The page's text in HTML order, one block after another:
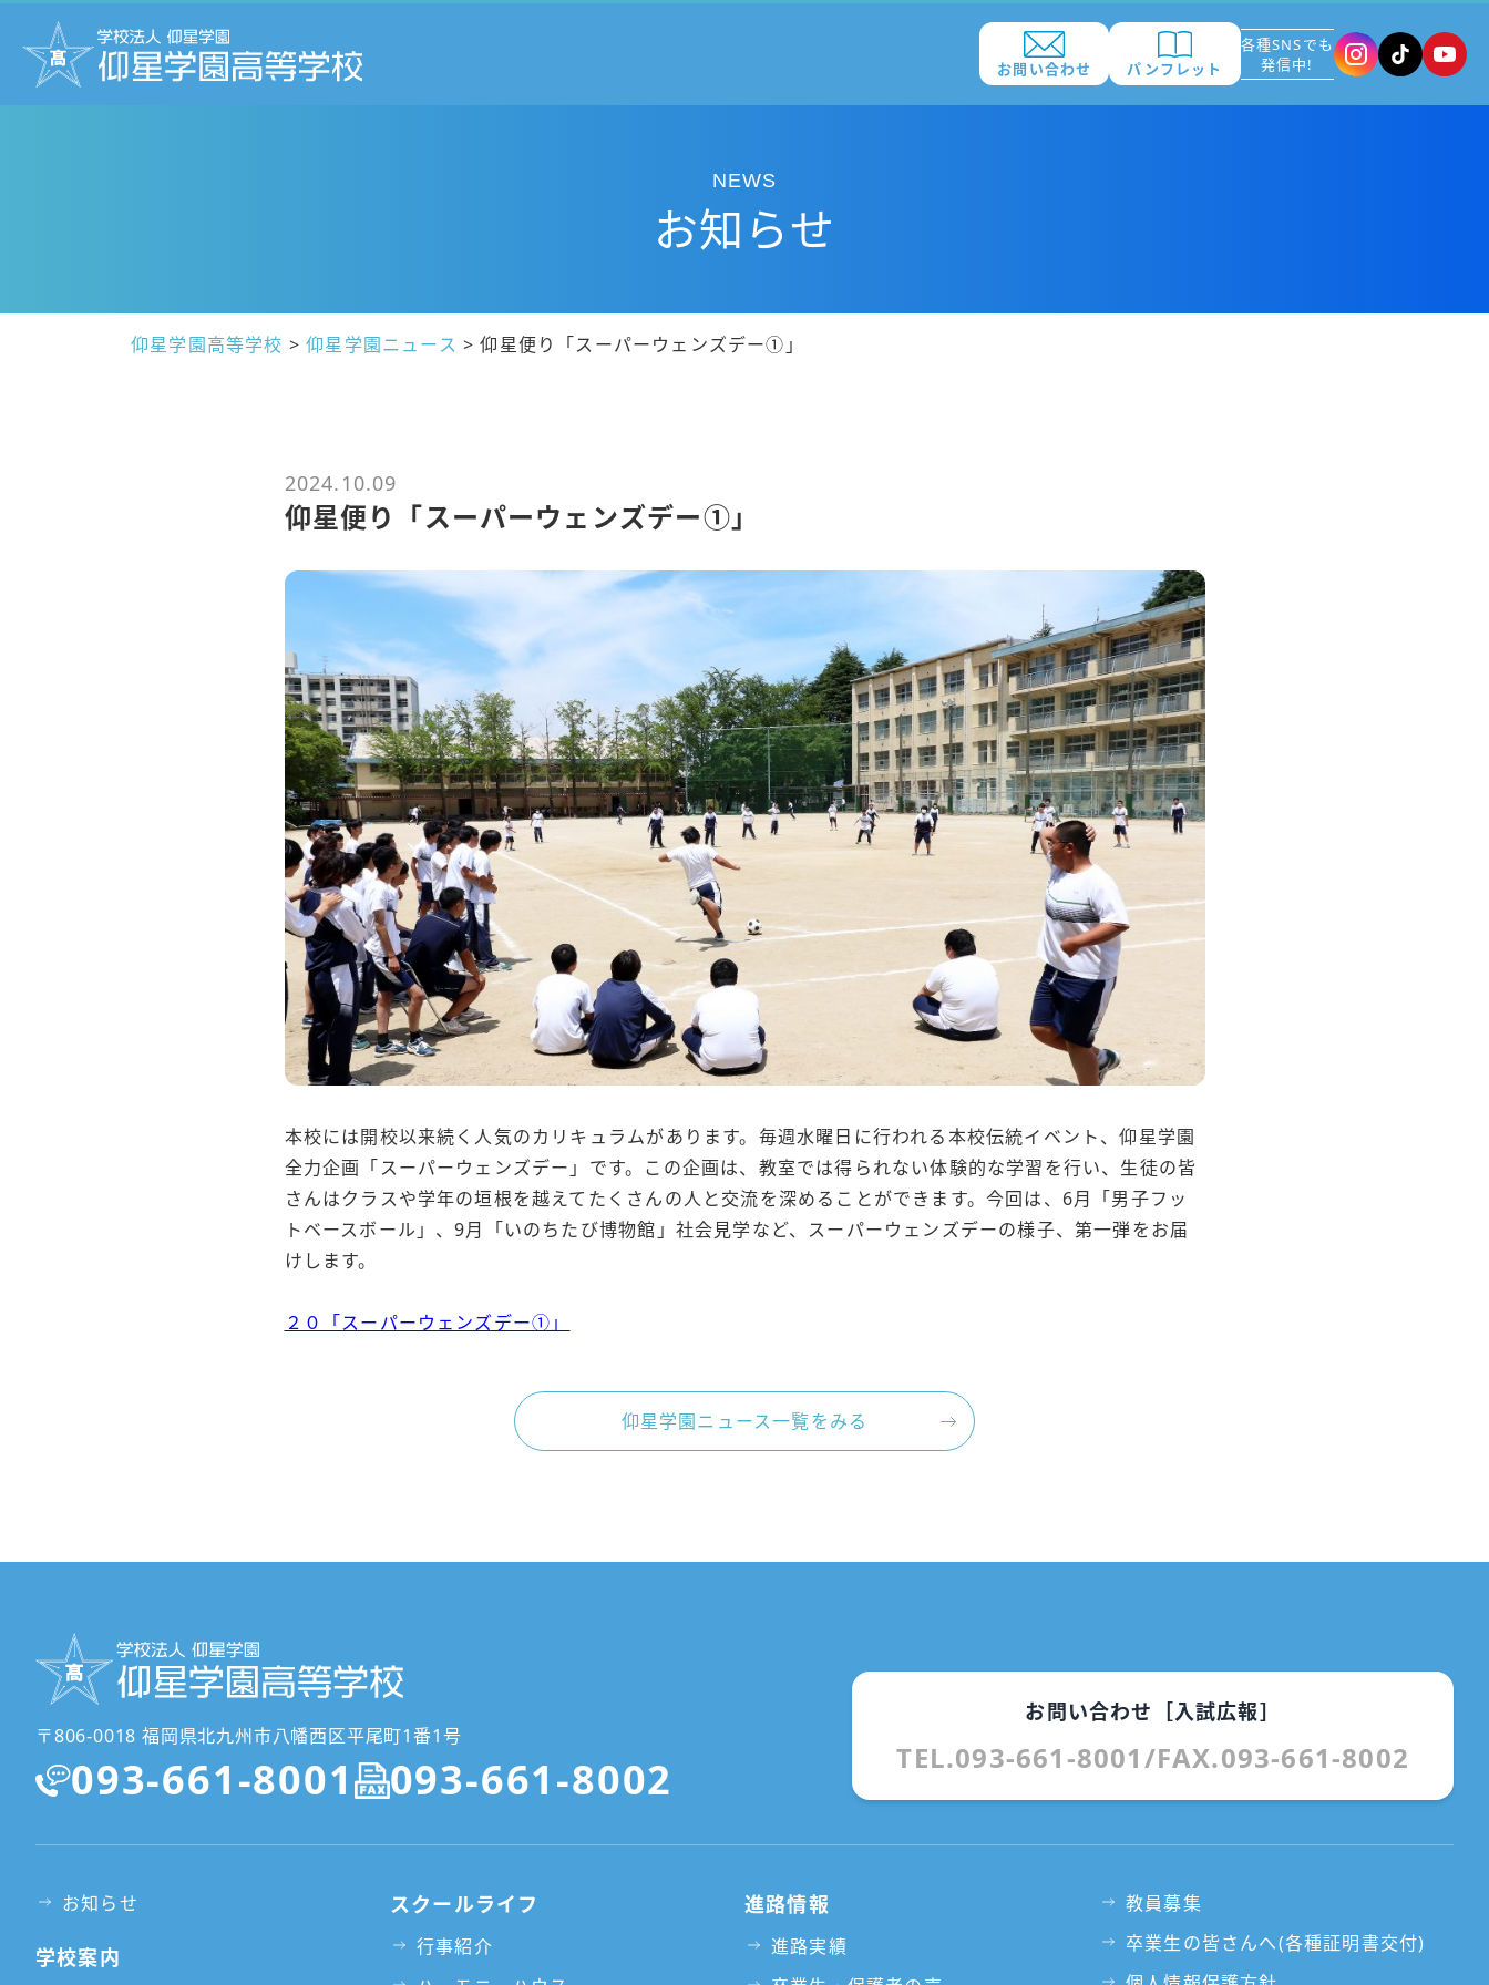
お問い合わせ パンフレット
各種SNSでも
発信中!
NEWS
お知らせ
仰星学園高等学校 >仰星学園ニュース >仰星便り「スーパーウェンズデー①」
2024.10.09
仰星便り「スーパーウェンズデー①」
本校には開校以来続く人気のカリキュラムがあります。毎週水曜日に行われる本校伝統イベント、仰星学園
全力企画「スーパーウェンズデー」です。この企画は、教室では得られない体験的な学習を行い、生徒の皆
さんはクラスや学年の垣根を越えてたくさんの人と交流を深めることができます。今回は、6月「男子フッ
トベースボール」、9月「いのちたび博物館」社会見学など、スーパーウェンズデーの様子、第一弾をお届
けします。
２０「スーパーウェンズデー①」
仰星学園ニュース一覧をみる
〒806-0018 福岡県北九州市八幡西区平尾町1番1号
093-661-8001 093-661-8002
お問い合わせ［入試広報］
TEL.093-661-8001/FAX.093-661-8002
お知らせ
学校案内
スクールライフ
行事紹介
進路情報
進路実績
教員募集
卒業生の皆さんへ(各種証明書交付)